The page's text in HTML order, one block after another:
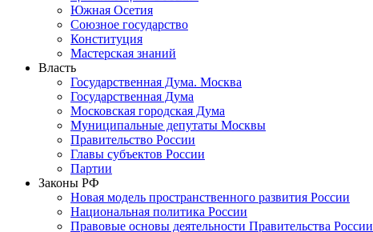
Южная Осетия
Союзное государство
Конституция
Мастерская знаний
Власть
Государственная Дума. Москва
Государственная Дума
Московская городская Дума
Муниципальные депутаты Москвы
Правительство России
Главы субъектов России
Партии
Законы РФ
Новая модель пространственного развития России
Национальная политика России
Правовые основы деятельности Правительства России